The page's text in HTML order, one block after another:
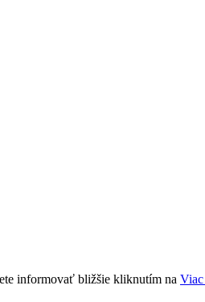
informovať bližšie kliknutím na